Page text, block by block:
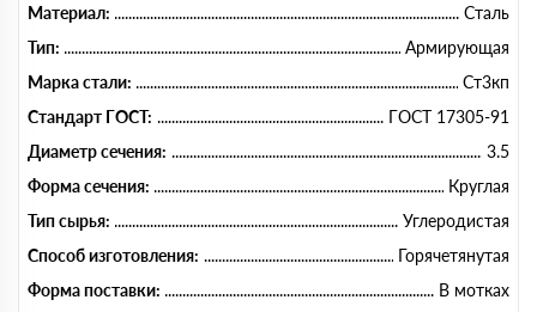
Материал:
Сталь
Тип:
Армирующая
Марка стали:
Ст3кп
Стандарт ГОСТ:
ГОСТ 17305-91
Диаметр сечения:
3.5
Форма сечения:
Круглая
Тип сырья:
Углеродистая
Способ изготовления:
Горячетянутая
Форма поставки:
В мотках